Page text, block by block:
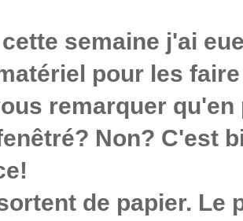
semaine j'ai
pour les
remarquer
Non? C'est
de papier. Le